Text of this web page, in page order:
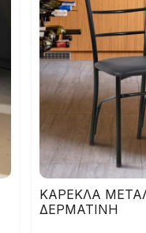
ΚΑΡΕΚΛΑ
ΔΕΡΜΑΤΙΝΗ